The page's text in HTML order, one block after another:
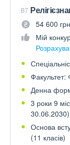
B7
54 600
Мій
Факультет:
Денна
3 роки 9
Основа
(11 класів)